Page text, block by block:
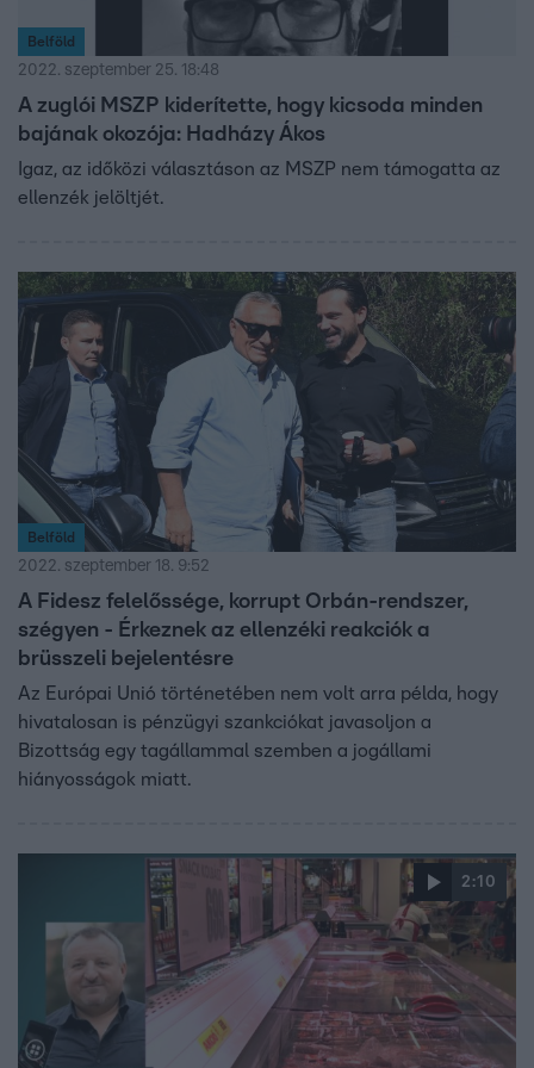
Belföld
2022. szeptember 25. 18:48
A zuglói MSZP kiderítette, hogy kicsoda minden
bajának okozója: Hadházy Ákos
Igaz, az időközi választáson az MSZP nem támogatta az
ellenzék jelöltjét.
Belföld
2022. szeptember 18. 9:52
A Fidesz felelőssége, korrupt Orbán-rendszer,
szégyen - Érkeznek az ellenzéki reakciók a
brüsszeli bejelentésre
Az Európai Unió történetében nem volt arra példa, hogy
hivatalosan is pénzügyi szankciókat javasoljon a
Bizottság egy tagállammal szemben a jogállami
hiányosságok miatt.
2:10